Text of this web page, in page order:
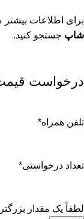
برای اطلاعات
شاپ جستجو کنید.
درخواست قیمت
تلفن همراه*
تعداد درخواستی*
لطفاً یک مقدار